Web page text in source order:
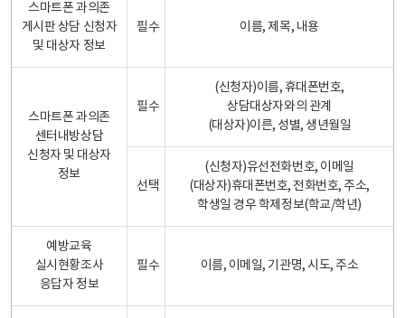
스마트폰 과의존
게시판 상담 신청자
및 대상자 정보
필수 이름, 제목, 내용
스마트폰 과의존
센터내방상담
신청자 및 대상자
정보
필수
(신청자)이름, 휴대폰번호,
상담대상자와의 관계
(대상자)이른, 성별, 생년월일
선택
(신청자)유선전화번호, 이메일
(대상자)휴대폰번호, 전화번호, 주소,
학생일 경우 학제정보(학교/학년)
예방교육
실시현황조사
응답자 정보
필수 이름, 이메일, 기관명, 시도, 주소